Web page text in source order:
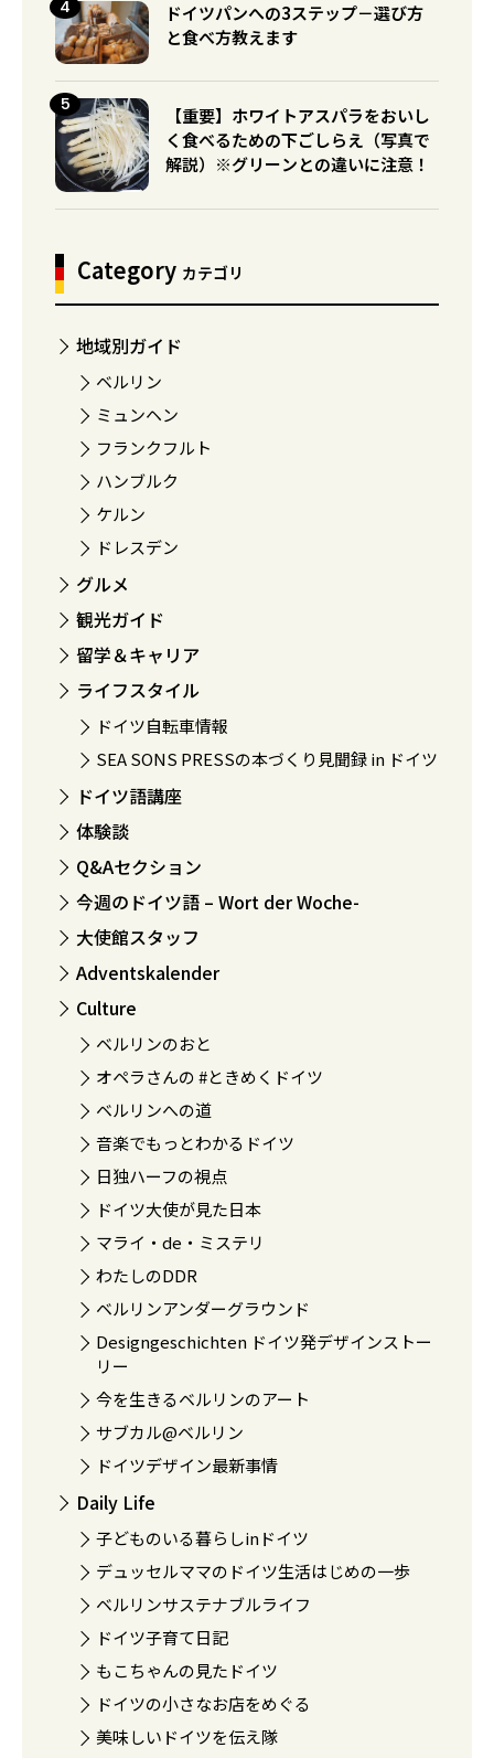
ドイツパンへの3ステップ－選び方
と食べ方教えます
【重要】ホワイトアスパラをおいし
く食べるための下ごしらえ（写真で
解説）※グリーンとの違いに注意！
Category カテゴリ
地域別ガイド
ベルリン
ミュンヘン
フランクフルト
ハンブルク
ケルン
ドレスデン
グルメ
観光ガイド
留学＆キャリア
ライフスタイル
ドイツ自転車情報
SEA SONS PRESSの本づくり見聞録 in ドイツ
ドイツ語講座
体験談
Q&Aセクション
今週のドイツ語 – Wort der Woche-
大使館スタッフ
Adventskalender
Culture
ベルリンのおと
オペラさんの #ときめくドイツ
ベルリンへの道
音楽でもっとわかるドイツ
日独ハーフの視点
ドイツ大使が見た日本
マライ・de・ミステリ
わたしのDDR
ベルリンアンダーグラウンド
Designgeschichten ドイツ発デザインストー
リー
今を生きるベルリンのアート
サブカル@ベルリン
ドイツデザイン最新事情
Daily Life
子どものいる暮らしinドイツ
デュッセルママのドイツ生活はじめの一歩
ベルリンサステナブルライフ
ドイツ子育て日記
もこちゃんの見たドイツ
ドイツの小さなお店をめぐる
美味しいドイツを伝え隊